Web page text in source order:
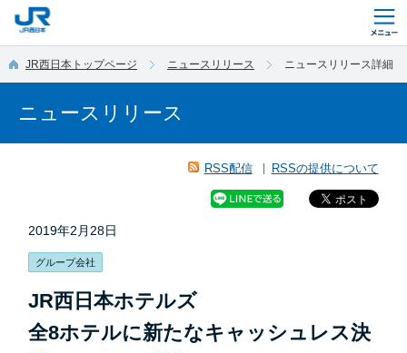
JR西日本トップページ ニュースリリース ニュースリリース詳細
ニュースリリース
RSS配信 RSSの提供について
2019年2月28日
グループ会社
JR西日本ホテルズ
全8ホテルに新たなキャッシュレス決